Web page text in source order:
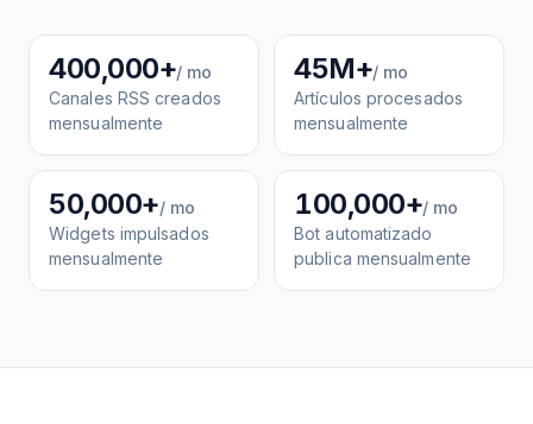
400,000+/ mo
Canales RSS creados
mensualmente
45M+/ mo
Artículos procesados
mensualmente
50,000+/ mo
Widgets impulsados
mensualmente
100,000+/ mo
Bot automatizado
publica mensualmente